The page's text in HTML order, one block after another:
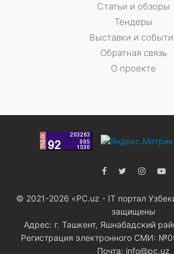
Статьи и обзоры
Тендеры
Выставки и
Обратная связь
О проекте
© 2021-2026 «PC.uz - IT портал
защищены
Адрес: г. Ташкент, Яшнабадский
Регистрация электронного СМИ:
Почта: info@pc.uz